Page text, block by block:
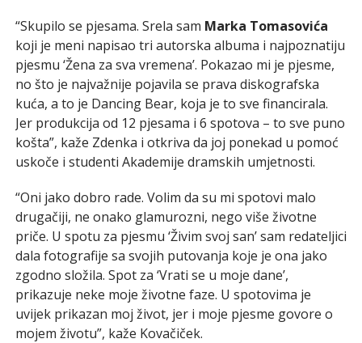
“Skupilo se pjesama. Srela sam Marka Tomasovića
koji je meni napisao tri autorska albuma i najpoznatiju
pjesmu ‘Žena za sva vremena’. Pokazao mi je pjesme,
no što je najvažnije pojavila se prava diskografska
kuća, a to je Dancing Bear, koja je to sve financirala.
Jer produkcija od 12 pjesama i 6 spotova – to sve puno
košta”, kaže Zdenka i otkriva da joj ponekad u pomoć
uskoče i studenti Akademije dramskih umjetnosti.
“Oni jako dobro rade. Volim da su mi spotovi malo
drugačiji, ne onako glamurozni, nego više životne
priče. U spotu za pjesmu ‘Živim svoj san’ sam redateljici
dala fotografije sa svojih putovanja koje je ona jako
zgodno složila. Spot za ‘Vrati se u moje dane’,
prikazuje neke moje životne faze. U spotovima je
uvijek prikazan moj život, jer i moje pjesme govore o
mojem životu”, kaže Kovačiček.